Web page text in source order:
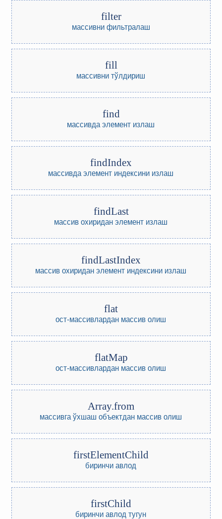
filter
массивни фильтралаш
fill
массивни тўлдириш
find
массивда элемент излаш
findIndex
массивда элемент индексини излаш
findLast
массив охиридан элемент излаш
findLastIndex
массив охиридан элемент индексини излаш
flat
ост-массивлардан массив олиш
flatMap
ост-массивлардан массив олиш
Array.from
массивга ўхшаш объектдан массив олиш
firstElementChild
биринчи авлод
firstChild
биринчи авлод тугун